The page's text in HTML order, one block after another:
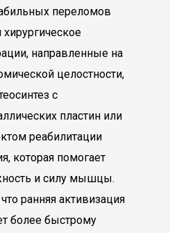
переломов
направленные на
целостности,
с
пластин или
реабилитации
которая помогает
и силу мышцы.
ранняя активизация
более быстрому